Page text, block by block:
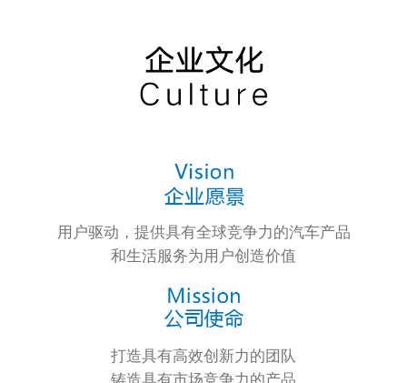
用户驱动，提供具有全球竞争力的汽车产品
和生活服务为用户创造价值
打造具有高效创新力的团队
铸造具有市场竞争力的产品